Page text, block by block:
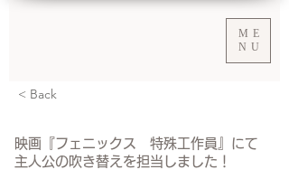
ME
NU
< Back
映画『フェニックス 特殊工作員』にて
主人公の吹き替えを担当しました！